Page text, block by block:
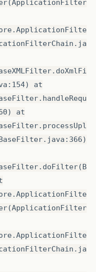
at
at